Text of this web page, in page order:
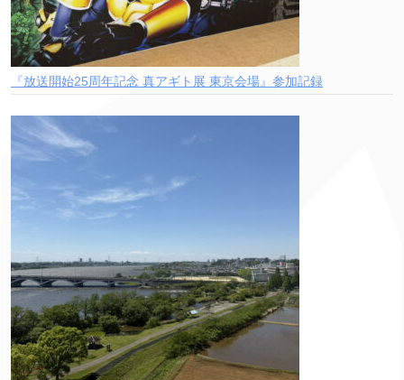
『放送開始25周年記念 真アギト展 東京会場』参加記録